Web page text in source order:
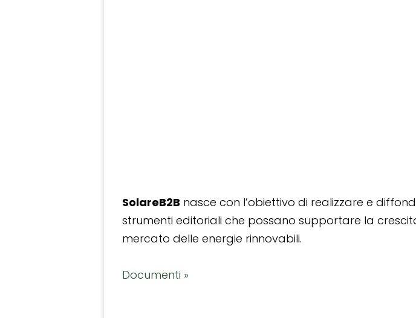
SolareB2B nasce con l’obiettivo di realizzare e
strumenti editoriali che possano supportare la
mercato delle energie rinnovabili.
Documenti »